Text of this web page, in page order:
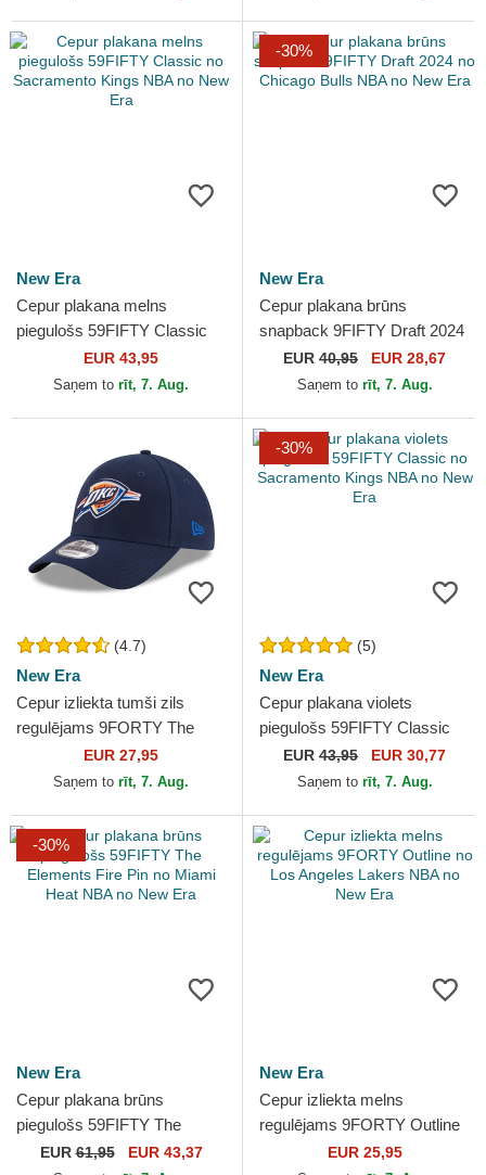
New Era
Cepur plakana melns
piegulošs 59FIFTY Classic
no Sacramento Kings NBA
no New Era
EUR 43,95
Saņem to rīt, 7. Aug.
-30%
New Era
Cepur plakana brūns
snapback 9FIFTY Draft 2024
no Chicago Bulls NBA no
New Era
EUR 40,95 EUR 28,67
Saņem to rīt, 7. Aug.
(4.7)
New Era
Cepur izliekta tumši zils
regulējams 9FORTY The
League no Oklahoma City
Thunder NBA no New Era
EUR 27,95
Saņem to rīt, 7. Aug.
-30%
(5)
New Era
Cepur plakana violets
piegulošs 59FIFTY Classic
no Sacramento Kings NBA
no New Era
EUR 43,95 EUR 30,77
Saņem to rīt, 7. Aug.
-30%
New Era
Cepur plakana brūns
piegulošs 59FIFTY The
Elements Fire Pin no Miami
EUR61,95 EUR 43,37
New Era
Cepur izliekta melns
regulējams 9FORTY Outline
no Los Angeles Lakers NBA
EUR 25,95